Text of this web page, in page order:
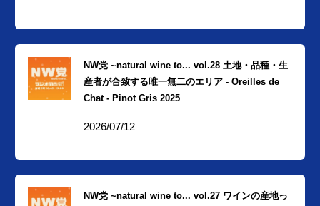
NW党 ~natural wine to... vol.28 土地・品種・生
産者が合致する唯一無二のエリア - Oreilles de
Chat - Pinot Gris 2025
2026/07/12
NW党 ~natural wine to... vol.27 ワインの産地っ